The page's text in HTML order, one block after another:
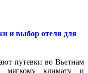
и выбор отеля для
путевки во Вьетнам
мягкому климату и